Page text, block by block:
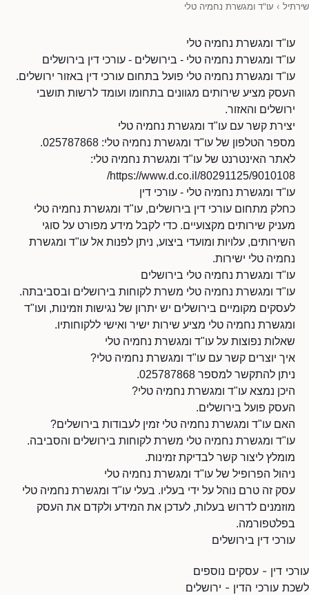
שירתיל › עו"ד ומגשרת נחמיה טלי
עו"ד ומגשרת נחמיה טלי
עו"ד ומגשרת נחמיה טלי - בירושלים - עורכי דין בירושלים
עו"ד ומגשרת נחמיה טלי פועל בתחום עורכי דין באזור ירושלים.
העסק מציע שירותים מגוונים בתחומו ועומד לרשות תושבי
ירושלים והאזור.
יצירת קשר עם עו"ד ומגשרת נחמיה טלי
מספר הטלפון של עו"ד ומגשרת נחמיה טלי: 025787868.
לאתר האינטרנט של עו"ד ומגשרת נחמיה טלי:
https://www.d.co.il/80291125/9010108/
עו"ד ומגשרת נחמיה טלי - עורכי דין
כחלק מתחום עורכי דין בירושלים, עו"ד ומגשרת נחמיה טלי
מעניק שירותים מקצועיים. כדי לקבל מידע מפורט על סוגי
השירותים, עלויות ומועדי ביצוע, ניתן לפנות אל עו"ד ומגשרת
נחמיה טלי ישירות.
עו"ד ומגשרת נחמיה טלי בירושלים
עו"ד ומגשרת נחמיה טלי משרת לקוחות בירושלים ובסביבתה.
לעסקים מקומיים בירושלים יש יתרון של נגישות וזמינות, ועו"ד
ומגשרת נחמיה טלי מציע שירות ישיר ואישי ללקוחותיו.
שאלות נפוצות על עו"ד ומגשרת נחמיה טלי
איך יוצרים קשר עם עו"ד ומגשרת נחמיה טלי?
ניתן להתקשר למספר 025787868.
היכן נמצא עו"ד ומגשרת נחמיה טלי?
העסק פועל בירושלים.
האם עו"ד ומגשרת נחמיה טלי זמין לעבודות בירושלים?
עו"ד ומגשרת נחמיה טלי משרת לקוחות בירושלים והסביבה.
מומלץ ליצור קשר לבדיקת זמינות.
ניהול הפרופיל של עו"ד ומגשרת נחמיה טלי
עסק זה טרם נוהל על ידי בעליו. בעלי עו"ד ומגשרת נחמיה טלי
מוזמנים לדרוש בעלות, לעדכן את המידע ולקדם את העסק
בפלטפורמה.
עורכי דין בירושלים
עורכי דין - עסקים נוספים
לשכת עורכי הדין - ירושלים